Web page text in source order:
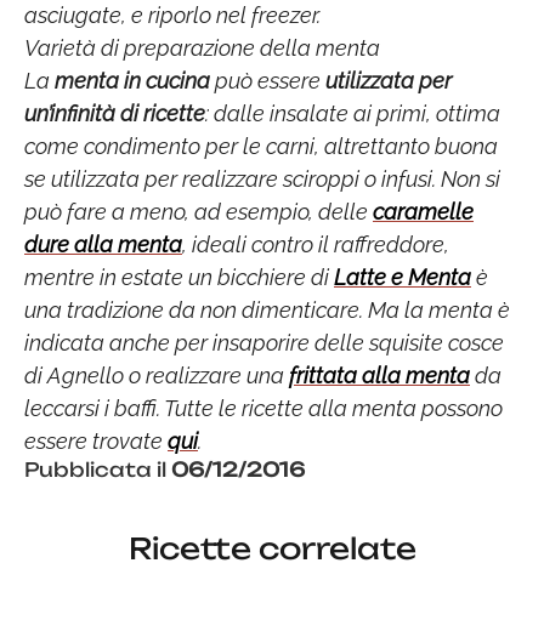
asciugate, e riporlo nel freezer.
Varietà di preparazione della menta
Lamenta in cucinapuò essere utilizzata per
un’infinità di ricette: dalle insalate ai primi, ottima
come condimento per le carni, altrettanto buona
se utilizzata per realizzare sciroppi o infusi. Non si
può fare a meno, ad esempio, delle caramelle
dure alla menta, ideali contro il raffreddore,
mentre in estate un bicchiere diLatte e Mentaè
una tradizione da non dimenticare. Ma la menta è
indicata anche per insaporire delle squisite cosce
di Agnello o realizzare unafrittata alla mentada
leccarsi i baffi. Tutte le ricette alla menta possono
essere trovate qui.
Pubblicata il 06/12/2016
Ricette correlate